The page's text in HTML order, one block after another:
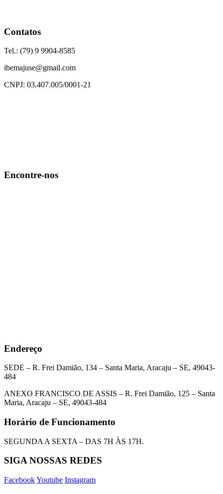
Contatos
Tel.: (79) 9 9904-8585
ibemajuse@gmail.com
CNPJ: 03.407.005/0001-21
Encontre-nos
Endereço
SEDE – R. Frei Damião, 134 – Santa Maria, Aracaju – SE, 49043-
484
ANEXO FRANCISCO DE ASSIS – R. Frei Damião, 125 – Santa
Maria, Aracaju – SE, 49043-484
Horário de Funcionamento
SEGUNDA A SEXTA – DAS 7H ÀS 17H.
SIGA NOSSAS REDES
FacebookYoutube Instagram